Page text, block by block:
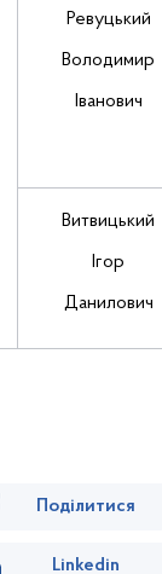
Ревуцький
Володимир
Іванович
Витвицький
Ігор
Данилович
Поділитися
Linkedin